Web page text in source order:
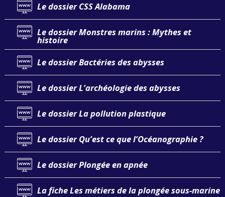
Le dossier CSS Alabama
Le dossier Monstres marins : Mythes et
histoire
Le dossier Bactéries des abysses
Le dossier L’archéologie des abysses
Le dossier La pollution plastique
Le dossier Qu’est ce que l’Océanographie ?
Le dossier Plongée en apnée
La fiche Les métiers de la plongée sous-marine